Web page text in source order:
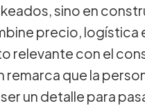
sino en
precio, logística
relevante con el
remarca que la
un detalle para